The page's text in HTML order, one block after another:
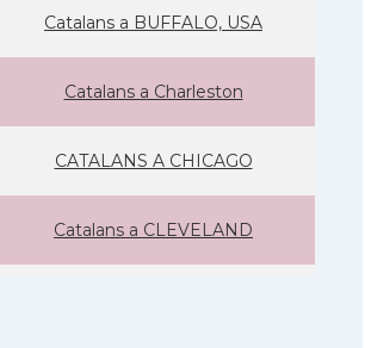
Catalans a BUFFALO, USA
Catalans a Charleston
CATALANS A CHICAGO
Catalans a CLEVELAND